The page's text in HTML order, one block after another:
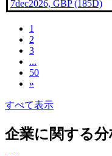
7dec2026, GBP (185D)
1
2
3
...
50
»
すべて表示
企業に関する分